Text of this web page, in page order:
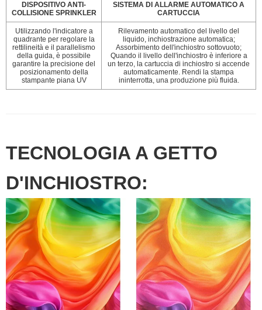
DISPOSITIVO ANTI-
COLLISIONE SPRINKLER
SISTEMA DI ALLARME AUTOMATICO A
CARTUCCIA
Utilizzando l'indicatore a
quadrante per regolare la
rettilineità e il parallelismo
della guida, è possibile
garantire la precisione del
posizionamento della
stampante piana UV
Rilevamento automatico del livello del
liquido, inchiostrazione automatica;
Assorbimento dell'inchiostro sottovuoto;
Quando il livello dell'inchiostro è inferiore a
un terzo, la cartuccia di inchiostro si accende
automaticamente. Rendi la stampa
ininterrotta, una produzione più fluida.
TECNOLOGIA A GETTO
D'INCHIOSTRO: